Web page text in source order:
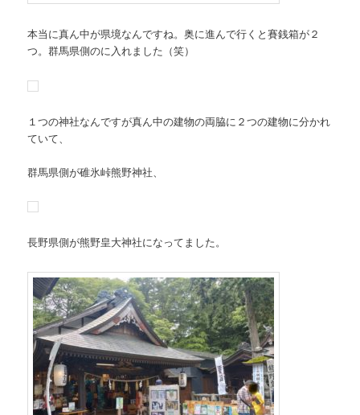
本当に真ん中が県境なんですね。奥に進んで行くと賽銭箱が２
つ。群馬県側のに入れました（笑）
１つの神社なんですが真ん中の建物の両脇に２つの建物に分かれ
ていて、
群馬県側が碓氷峠熊野神社、
長野県側が熊野皇大神社になってました。